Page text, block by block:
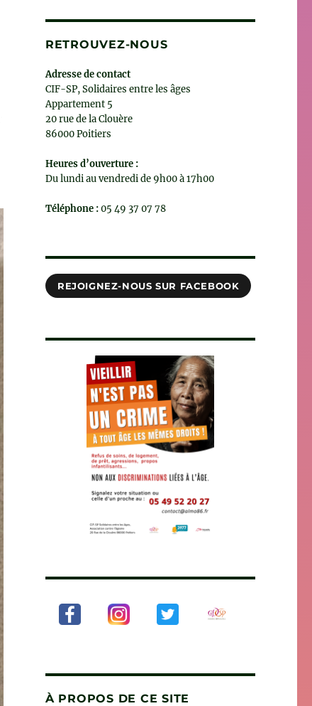
RETROUVEZ-NOUS
Adresse de contact
CIF-SP, Solidaires entre les âges
Appartement 5
20 rue de la Clouère
86000 Poitiers
Heures d’ouverture :
Du lundi au vendredi de 9h00 à 17h00
Téléphone :05 49 37 07 78
REJOIGNEZ-NOUS SUR FACEBOOK
À PROPOS DE CE SITE